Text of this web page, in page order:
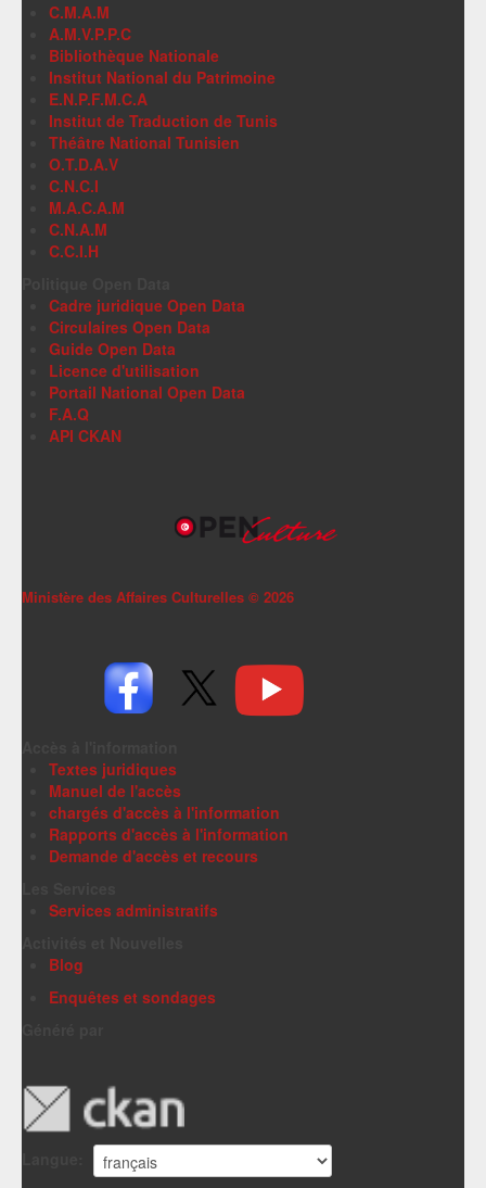
C.M.A.M
A.M.V.P.P.C
Bibliothèque Nationale
Institut National du Patrimoine
E.N.P.F.M.C.A
Institut de Traduction de Tunis
Théâtre National Tunisien
O.T.D.A.V
C.N.C.I
M.A.C.A.M
C.N.A.M
C.C.I.H
Cadre juridique Open Data
Circulaires Open Data
Guide Open Data
Licence d'utilisation
Portail National Open Data
F.A.Q
API CKAN
Ministère des Affaires Culturelles © 2026
Textes juridiques
Manuel de l'accès
chargés d'accès à l'information
Rapports d'accès à l'information
Demande d'accès et recours
Services administratifs
Blog
Enquêtes et sondages